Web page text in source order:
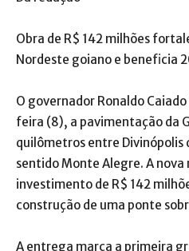
Obra de R$ 142 milhões
Nordeste goiano e beneficia
O governador Ronaldo
feira (8), a pavimentação da
quilômetros entre Divinópolis
sentido Monte Alegre. A
investimento de R$ 142
construção de uma ponte
A entrega marca a primeira